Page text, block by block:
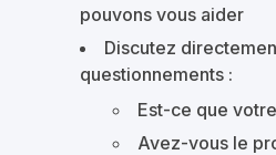
pouvons vous aider
Discutez
questionnements :
Est-ce que
Avez-vous le